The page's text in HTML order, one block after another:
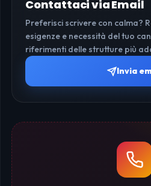
Contattaci via Email
Preferisci scrivere con calma?
esigenze e necessità del tuo
riferimenti delle strutture più
Invia